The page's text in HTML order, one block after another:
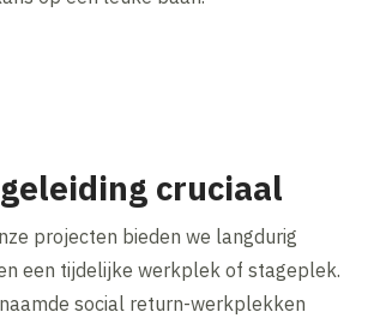
cruciaal
projecten bieden we langdurig
een tijdelijke werkplek of stageplek.
social return-werkplekken